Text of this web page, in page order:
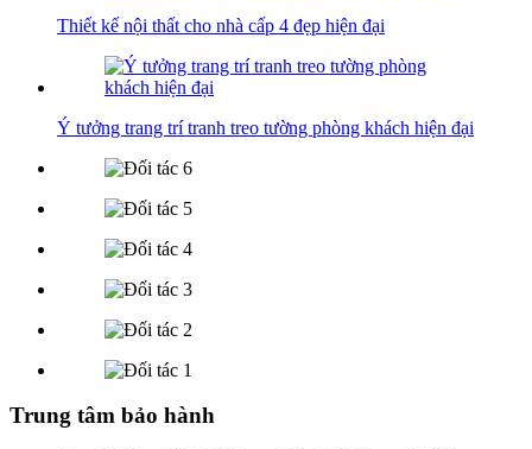
Thiết kế nội thất cho nhà cấp 4 đẹp hiện đại
Ý tưởng trang trí tranh treo tường phòng khách hiện đại
Trung tâm bảo hành